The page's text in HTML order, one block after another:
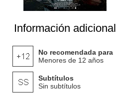
Información adicional
No recomendada para
Menores de 12 años
Subtítulos
Sin subtítulos